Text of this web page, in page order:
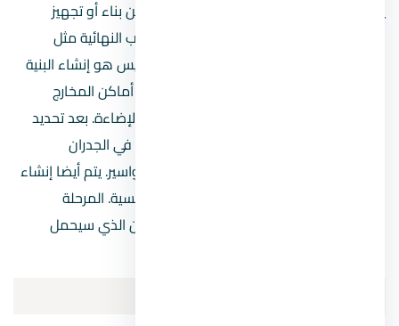
يتم التأسيس الكهربائي في المرحلة الأولية من بناء أو تجهيز
الشقة أو العقار، وقبل أن تبدأ أعمال التشطيب النهائية مثل
الدهانات وتركيب الأرضيات. الهدف من التأسيس هو إنشاء البنية
الأساسية لنظام الكهرباء، وهو يشمل تحديد أماكن المخارج
الكهربائية مثل المقابس والمفاتيح وأماكن الإضاءة. بعد تحديد
هذه المواقع، يتم تركيب المواسير الكهربائية في الجدران
والأسقف، ثم تمديد الأسلاك داخل هذه المواسير. يتم أيضا إنشاء
الدوائر الكهربائية وتوصيلها بلوحة التوزيع الرئيسية. المرحلة
الأساسية للتأسيس هي إعداد الأساس المتين الذي سيحمل